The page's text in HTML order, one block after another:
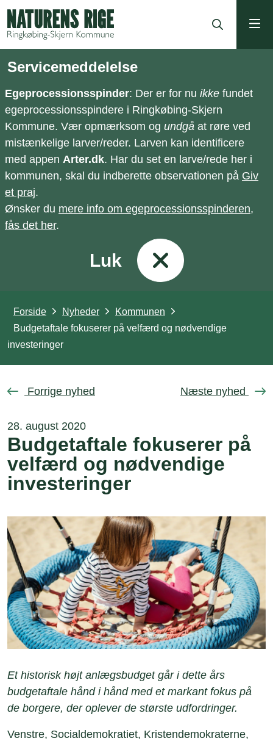
Servicemeddelelse
Egeprocessionsspinder: Der er for nu ikke fundet
egeprocessionsspindere i Ringkøbing-Skjern
Kommune. Vær opmærksom og undgå at røre ved
mistænkelige larver/reder. Larven kan identificere
med appen Arter.dk. Har du set en larve/rede her i
kommunen, skal du indberette observationen på Giv
et praj.
Ønsker du mere info om egeprocessionsspinderen,
fås det her.
Luk
Forside Nyheder
Kommunen
Budgetaftale fokuserer på velfærd og nødvendige
investeringer
Forrige nyhed Næste nyhed
28. august 2020
Budgetaftale fokuserer på
velfærd og nødvendige
investeringer
Et historisk højt anlægsbudget går i dette års
budgetaftale hånd i hånd med et markant fokus på
de borgere, der oplever de største udfordringer.
Venstre, Socialdemokratiet, Kristendemokraterne,